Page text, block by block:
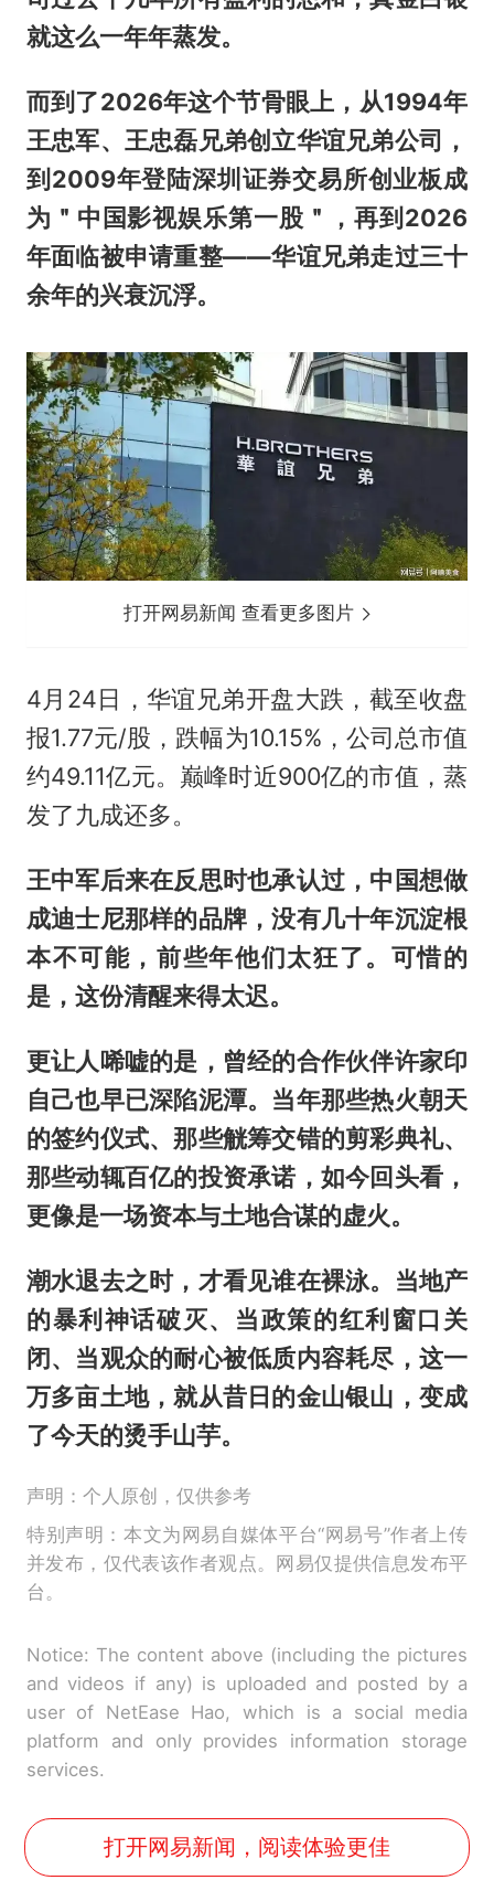
就这么一年年蒸发。
而到了2026年这个节骨眼上，从1994年
王忠军、王忠磊兄弟创立华谊兄弟公司，
到2009年登陆深圳证券交易所创业板成
为＂中国影视娱乐第一股＂，再到2026
年面临被申请重整——华谊兄弟走过三十
余年的兴衰沉浮。
打开网易新闻 查看更多图片
4月24日，华谊兄弟开盘大跌，截至收盘
报1.77元/股，跌幅为10.15%，公司总市值
约49.11亿元。巅峰时近900亿的市值，蒸
发了九成还多。
王中军后来在反思时也承认过，中国想做
成迪士尼那样的品牌，没有几十年沉淀根
本不可能，前些年他们太狂了。可惜的
是，这份清醒来得太迟。
更让人唏嘘的是，曾经的合作伙伴许家印
自己也早已深陷泥潭。当年那些热火朝天
的签约仪式、那些觥筹交错的剪彩典礼、
那些动辄百亿的投资承诺，如今回头看，
更像是一场资本与土地合谋的虚火。
潮水退去之时，才看见谁在裸泳。当地产
的暴利神话破灭、当政策的红利窗口关
闭、当观众的耐心被低质内容耗尽，这一
万多亩土地，就从昔日的金山银山，变成
了今天的烫手山芋。
声明：个人原创，仅供参考
特别声明：本文为网易自媒体平台“网易号”作者上传
并发布，仅代表该作者观点。网易仅提供信息发布平
台。
Notice: The content above (including the pictures
and videos if any) is uploaded and posted by a
user of NetEase Hao, which is a social media
platform and only provides information storage
services.
打开网易新闻，阅读体验更佳